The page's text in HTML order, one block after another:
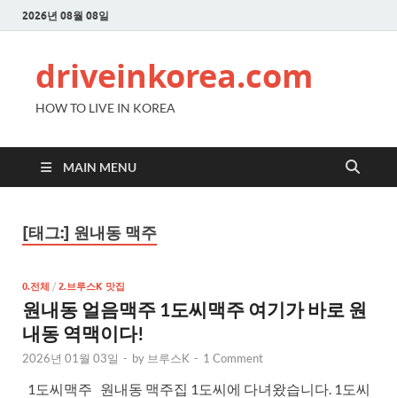
2026년 08월 08일
driveinkorea.com
HOW TO LIVE IN KOREA
MAIN MENU
[태그:] 원내동 맥주
0.전체 / 2.브루스K 맛집
원내동 얼음맥주 1도씨맥주 여기가 바로 원
내동 역맥이다!
2026년 01월 03일 - by 브루스K - 1 Comment
1도씨맥주 원내동 맥주집 1도씨에 다녀왔습니다. 1도씨